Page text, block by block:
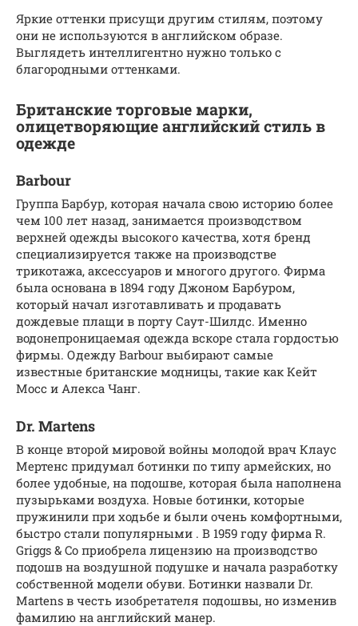
Яркие оттенки присущи другим стилям, поэтому
они не используются в английском образе.
Выглядеть интеллигентно нужно только с
благородными оттенками.
Британские торговые марки,
олицетворяющие английский стиль в
одежде
Barbour
Группа‎ Барбур, которая начала свою историю более
чем 100 лет назад, занимается производством
верхней одежды высокого качества, хотя бренд
специализируется также на производстве
трикотажа, аксессуаров и многого другого. Фирма
была основана в 1894 году Джоном Барбуром,
который начал изготавливать и продавать
дождевые плащи в порту Саут-Шилдс. Именно
водонепроницаемая одежда вскоре стала гордостью
фирмы. Одежду Barbour выбирают самые
известные британские модницы, такие как Кейт
Мосс и Алекса Чанг.
Dr. Martens
В конце второй мировой войны молодой врач Клаус
Мертенс придумал ботинки по типу армейских, но
более удобные, на подошве, которая была наполнена
пузырьками воздуха. Новые ботинки, которые
пружинили при ходьбе и были очень комфортными,
быстро стали популярными . В 1959 году фирма R.
Griggs & Co приобрела лицензию на производство
подошв на воздушной подушке и начала разработку
собственной модели обуви. Ботинки назвали Dr.
Martens в честь изобретателя подошвы, но изменив
фамилию на английский манер.